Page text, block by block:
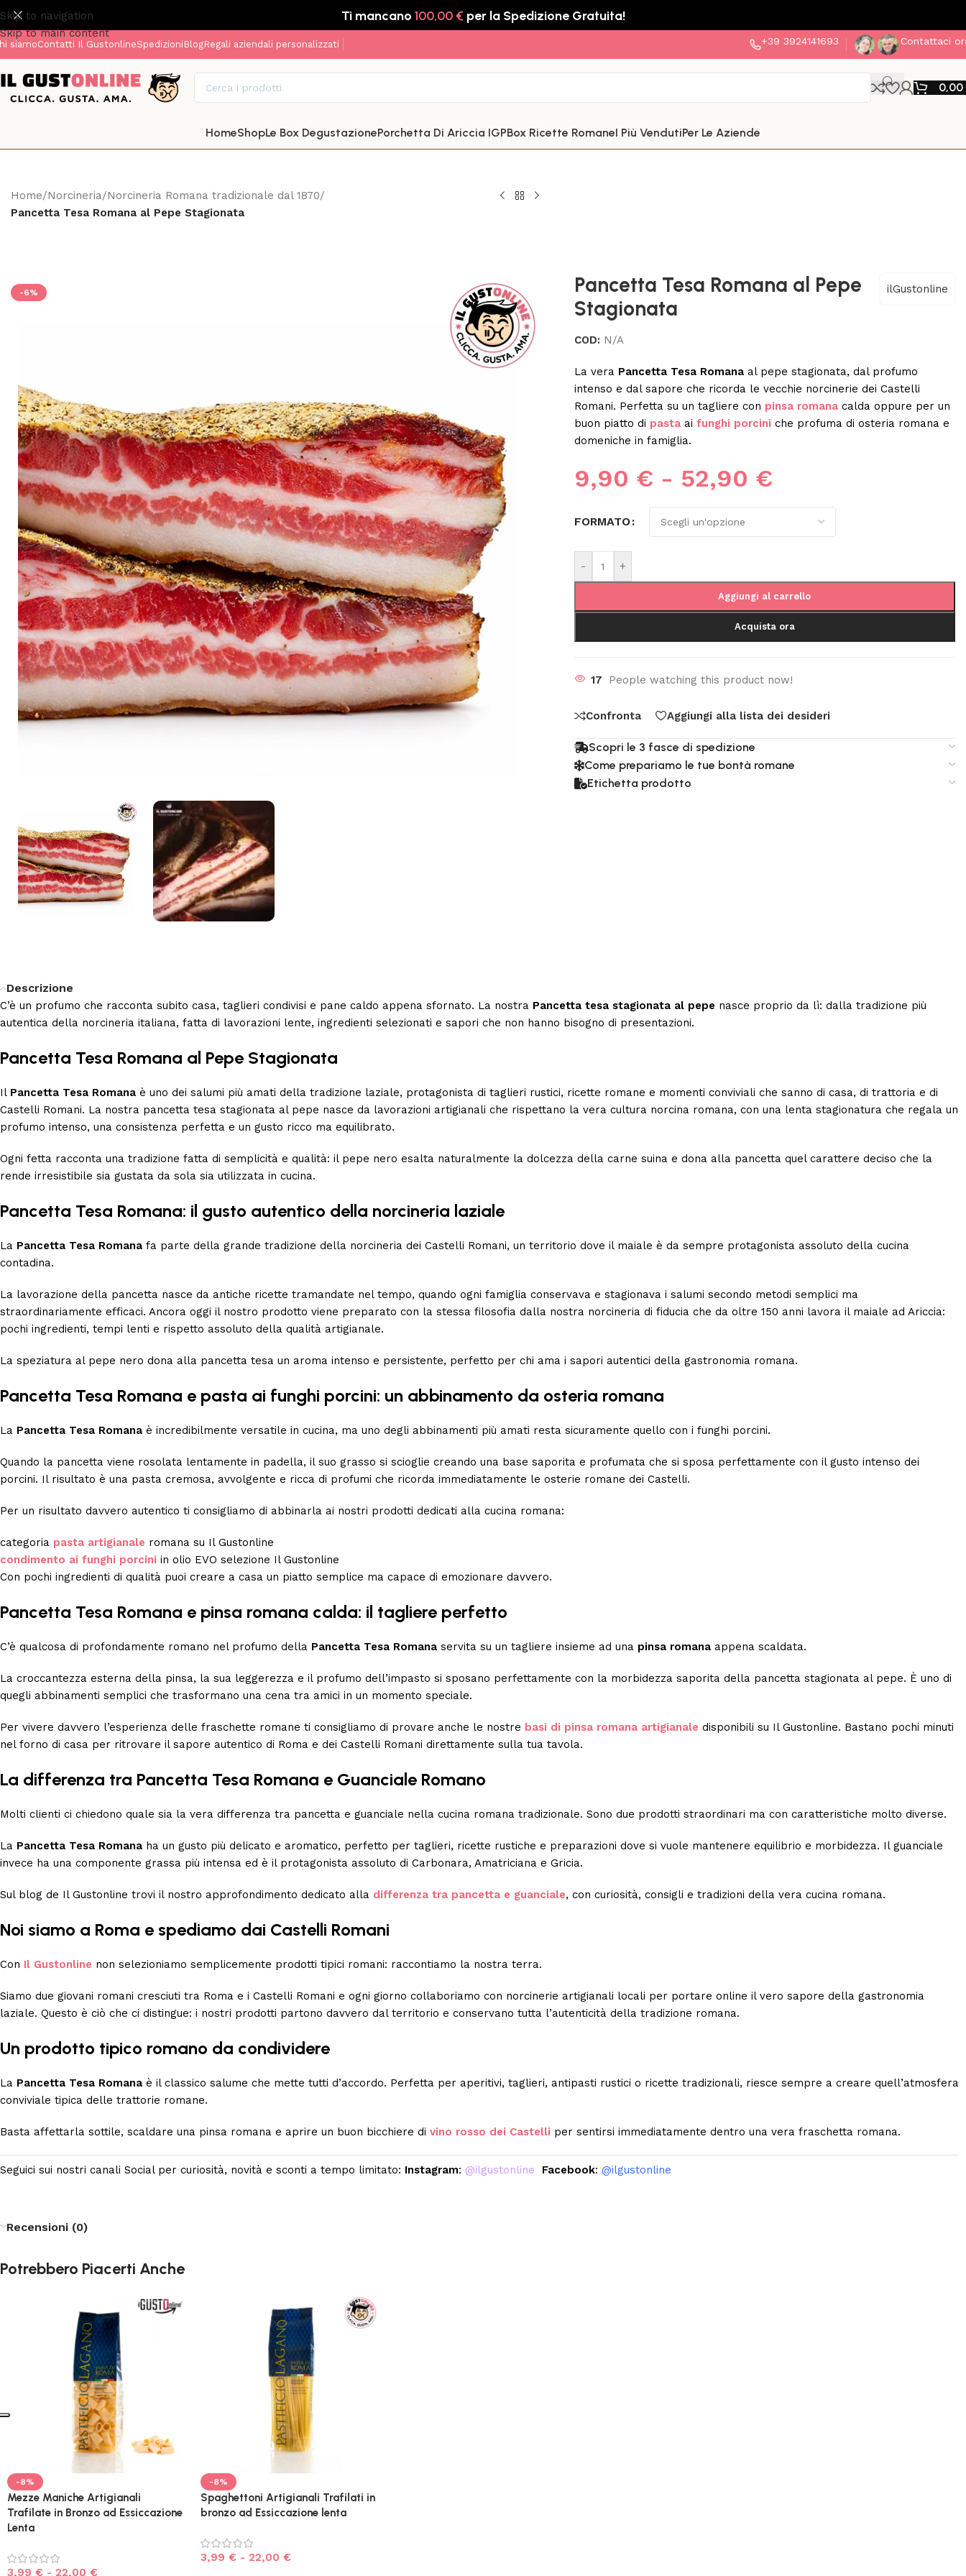
Skip to navigation
Skip to main content
Ti mancano 100,00 € per la Spedizione Gratuita!
siamoContatti Il GustonlineSpedizioni BlogRegali aziendali personalizzati +39 3924141693 Contattaci
0,00
HomeShopLe Box DegustazionePorchetta Di Ariccia IGPBox Ricette RomaneI Più VendutiPer Le Aziende
Home/Norcineria/Norcineria Romana tradizionale dal 1870/
Pancetta Tesa Romana al Pepe Stagionata
-6%
Pancetta Tesa Romana al Pepe
Stagionata
ilGustonline
COD: N/A
La vera Pancetta Tesa Romanaal pepe stagionata, dal profumo
intenso e dal sapore che ricorda le vecchie norcinerie dei Castelli
Romani. Perfetta su un tagliere con pinsa romanacalda oppure per un
buon piatto di pastaai funghi porcini che profuma di osteria romana e
domeniche in famiglia.
9,90 € - 52,90 €
FORMATO
- +
Aggiungi al carrello
Acquista ora
17 People watching this product now!
Confronta Aggiungi alla lista dei desideri
Scopri le 3 fasce di spedizione
Come prepariamo le tue bontà romane
Etichetta prodotto
Descrizione
C’è un profumo che racconta subito casa, taglieri condivisi e pane caldo appena sfornato. La nostra Pancetta tesa stagionata al pepe nasce proprio da lì: dalla tradizione più
autentica della norcineria italiana, fatta di lavorazioni lente, ingredienti selezionati e sapori che non hanno bisogno di presentazioni.
Pancetta Tesa Romana al Pepe Stagionata
Il Pancetta Tesa Romana è uno dei salumi più amati della tradizione laziale, protagonista di taglieri rustici, ricette romane e momenti conviviali che sanno di casa, di trattoria e di
Castelli Romani. La nostra pancetta tesa stagionata al pepe nasce da lavorazioni artigianali che rispettano la vera cultura norcina romana, con una lenta stagionatura che regala un
profumo intenso, una consistenza perfetta e un gusto ricco ma equilibrato.
Ogni fetta racconta una tradizione fatta di semplicità e qualità: il pepe nero esalta naturalmente la dolcezza della carne suina e dona alla pancetta quel carattere deciso che la
rende irresistibile sia gustata da sola sia utilizzata in cucina.
Pancetta Tesa Romana: il gusto autentico della norcineria laziale
La Pancetta Tesa Romana fa parte della grande tradizione della norcineria dei Castelli Romani, un territorio dove il maiale è da sempre protagonista assoluto della cucina
contadina.
La lavorazione della pancetta nasce da antiche ricette tramandate nel tempo, quando ogni famiglia conservava e stagionava i salumi secondo metodi semplici ma
straordinariamente efficaci. Ancora oggi il nostro prodotto viene preparato con la stessa filosofia dalla nostra norcineria di fiducia che da oltre 150 anni lavora il maiale ad Ariccia:
pochi ingredienti, tempi lenti e rispetto assoluto della qualità artigianale.
La speziatura al pepe nero dona alla pancetta tesa un aroma intenso e persistente, perfetto per chi ama i sapori autentici della gastronomia romana.
Pancetta Tesa Romana e pasta ai funghi porcini: un abbinamento da osteria romana
La Pancetta Tesa Romana è incredibilmente versatile in cucina, ma uno degli abbinamenti più amati resta sicuramente quello con i funghi porcini.
Quando la pancetta viene rosolata lentamente in padella, il suo grasso si scioglie creando una base saporita e profumata che si sposa perfettamente con il gusto intenso dei
porcini. Il risultato è una pasta cremosa, avvolgente e ricca di profumi che ricorda immediatamente le osterie romane dei Castelli.
Per un risultato davvero autentico ti consigliamo di abbinarla ai nostri prodotti dedicati alla cucina romana:
categoria pasta artigianale romana su Il Gustonline
condimento ai funghi porcini in olio EVO selezione Il Gustonline
Con pochi ingredienti di qualità puoi creare a casa un piatto semplice ma capace di emozionare davvero.
Pancetta Tesa Romana e pinsa romana calda: il tagliere perfetto
C’è qualcosa di profondamente romano nel profumo della Pancetta Tesa Romana servita su un tagliere insieme ad una pinsa romana appena scaldata.
La croccantezza esterna della pinsa, la sua leggerezza e il profumo dell’impasto si sposano perfettamente con la morbidezza saporita della pancetta stagionata al pepe. È uno di
quegli abbinamenti semplici che trasformano una cena tra amici in un momento speciale.
Per vivere davvero l’esperienza delle fraschette romane ti consigliamo di provare anche le nostre basi di pinsa romana artigianale disponibili su Il Gustonline. Bastano pochi minuti
nel forno di casa per ritrovare il sapore autentico di Roma e dei Castelli Romani direttamente sulla tua tavola.
La differenza tra Pancetta Tesa Romana e Guanciale Romano
Molti clienti ci chiedono quale sia la vera differenza tra pancetta e guanciale nella cucina romana tradizionale. Sono due prodotti straordinari ma con caratteristiche molto diverse.
La Pancetta Tesa Romana ha un gusto più delicato e aromatico, perfetto per taglieri, ricette rustiche e preparazioni dove si vuole mantenere equilibrio e morbidezza. Il guanciale
invece ha una componente grassa più intensa ed è il protagonista assoluto di Carbonara, Amatriciana e Gricia.
Sul blog de Il Gustonline trovi il nostro approfondimento dedicato alla differenza tra pancetta e guanciale, con curiosità, consigli e tradizioni della vera cucina romana.
Noi siamo a Roma e spediamo dai Castelli Romani
Con Il Gustonline non selezioniamo semplicemente prodotti tipici romani: raccontiamo la nostra terra.
Siamo due giovani romani cresciuti tra Roma e i Castelli Romani e ogni giorno collaboriamo con norcinerie artigianali locali per portare online il vero sapore della gastronomia
laziale. Questo è ciò che ci distingue: i nostri prodotti partono davvero dal territorio e conservano tutta l’autenticità della tradizione romana.
Un prodotto tipico romano da condividere
La Pancetta Tesa Romana è il classico salume che mette tutti d’accordo. Perfetta per aperitivi, taglieri, antipasti rustici o ricette tradizionali, riesce sempre a creare quell’atmosfera
conviviale tipica delle trattorie romane.
Basta affettarla sottile, scaldare una pinsa romana e aprire un buon bicchiere di vino rosso dei Castelli per sentirsi immediatamente dentro una vera fraschetta romana.
Seguici sui nostri canali Social per curiosità, novità e sconti a tempo limitato: Instagram: @ilgustonline Facebook: @ilgustonline
Recensioni (0)
Potrebbero Piacerti Anche
-8%
Mezze Maniche Artigianali
Trafilate in Bronzo ad Essiccazione
Lenta
3,99 € - 22,00 €
-8%
Spaghettoni Artigianali Trafilati in
bronzo ad Essiccazione lenta
3,99 € - 22,00 €